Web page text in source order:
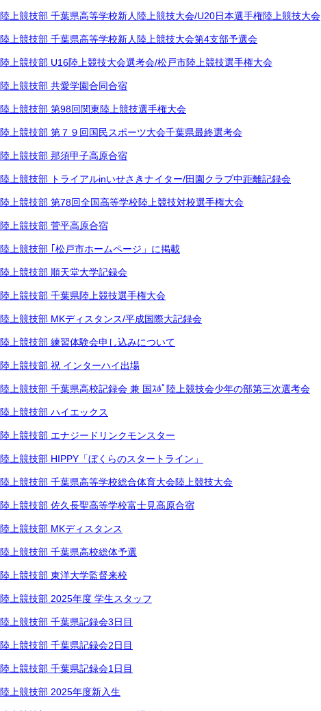
陸上競技部 千葉県高等学校新人陸上競技大会/U20日本選手権陸上競技大会
陸上競技部 千葉県高等学校新人陸上競技大会第4支部予選会
陸上競技部 U16陸上競技大会選考会/松戸市陸上競技選手権大会
陸上競技部 共愛学園合同合宿
陸上競技部 第98回関東陸上競技選手権大会
陸上競技部 第７９回国民スポーツ大会千葉県最終選考会
陸上競技部 那須甲子高原合宿
陸上競技部 トライアルinいせさきナイター/田園クラブ中距離記録会
陸上競技部 第78回全国高等学校陸上競技対校選手権大会
陸上競技部 菅平高原合宿
陸上競技部 ｢松戸市ホームページ」に掲載
陸上競技部 順天堂大学記録会
陸上競技部 千葉県陸上競技選手権大会
陸上競技部 MKディスタンス/平成国際大記録会
陸上競技部 練習体験会申し込みについて
陸上競技部 祝 インターハイ出場
陸上競技部 千葉県高校記録会 兼 国ｽﾎﾟ陸上競技会少年の部第三次選考会
陸上競技部 ハイエックス
陸上競技部 エナジードリンクモンスター
陸上競技部 HIPPY「ぼくらのスタートライン」
陸上競技部 千葉県高等学校総合体育大会陸上競技大会
陸上競技部 佐久長聖高等学校富士見高原合宿
陸上競技部 MKディスタンス
陸上競技部 千葉県高校総体予選
陸上競技部 東洋大学監督来校
陸上競技部 2025年度 学生スタッフ
陸上競技部 千葉県記録会3日目
陸上競技部 千葉県記録会2日目
陸上競技部 千葉県記録会1日目
陸上競技部 2025年度新入生